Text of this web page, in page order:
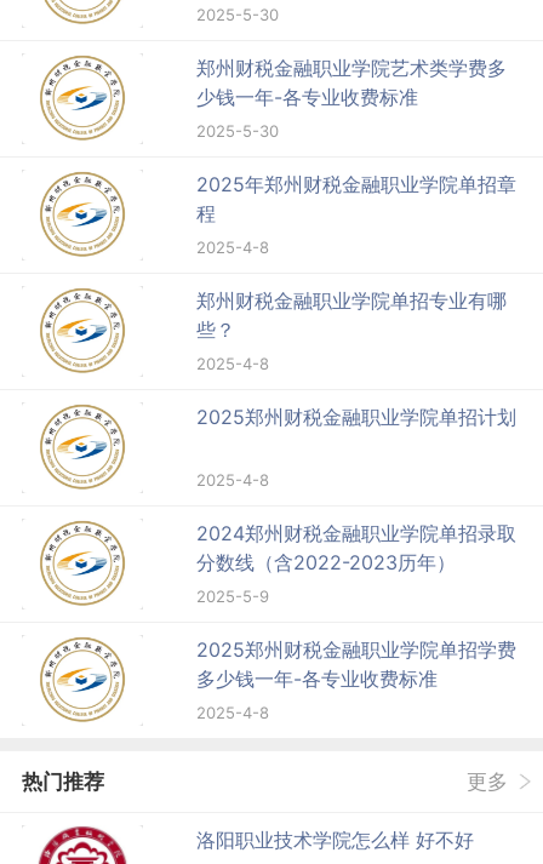
2025-5-30
郑州财税金融职业学院艺术类学费多
少钱一年-各专业收费标准
2025-5-30
2025年郑州财税金融职业学院单招章
程
2025-4-8
郑州财税金融职业学院单招专业有哪
些？
2025-4-8
2025郑州财税金融职业学院单招计划
2025-4-8
2024郑州财税金融职业学院单招录取
分数线（含2022-2023历年）
2025-5-9
2025郑州财税金融职业学院单招学费
多少钱一年-各专业收费标准
2025-4-8
热门推荐 更多
洛阳职业技术学院怎么样 好不好